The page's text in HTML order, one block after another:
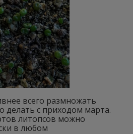
всего размножать
делать с приходом марта.
литопсов можно
в любом